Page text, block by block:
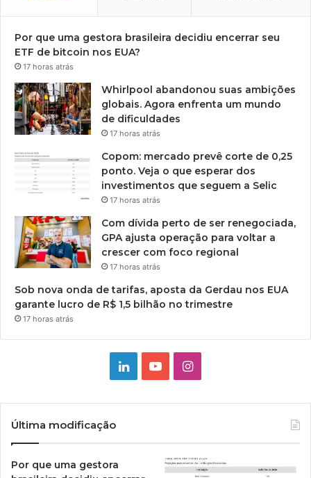
Por que uma gestora brasileira decidiu encerrar seu
ETF de bitcoin nos EUA?
17 horas atrás
Whirlpool abandonou suas ambições
globais. Agora enfrenta um mundo
de dificuldades
17 horas atrás
Copom: mercado prevê corte de 0,25
ponto. Veja o que esperar dos
investimentos que seguem a Selic
17 horas atrás
Com dívida perto de ser renegociada,
GPA ajusta operação para voltar a
crescer com foco regional
17 horas atrás
Sob nova onda de tarifas, aposta da Gerdau nos EUA
garante lucro de R$ 1,5 bilhão no trimestre
17 horas atrás
LinkedinYouTubeInstagram
Última modificação
Por que uma gestora